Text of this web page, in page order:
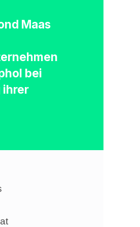
Maas
bei
ihrer